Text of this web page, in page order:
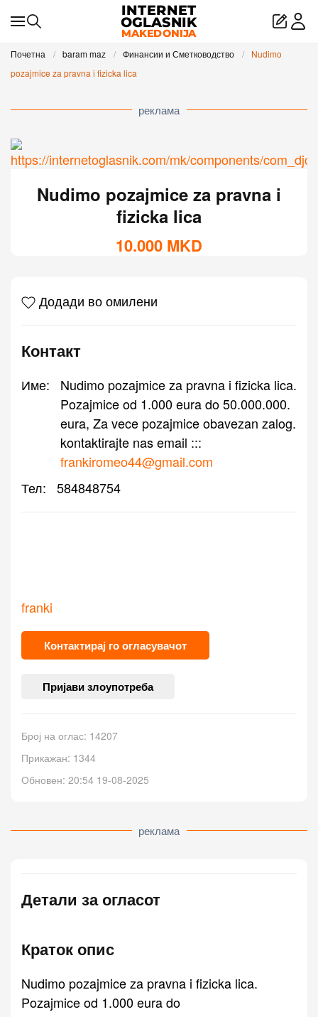
Skip to main content
Почетна baram maz Финансии и Сметководство
Nudimo
pozajmice za pravna i fizicka lica
реклама
Nudimo pozajmice za pravna i
fizicka lica
10.000 MKD
Додади во омилени
Контакт
Име:
Nudimo pozajmice za pravna i fizicka lica.
Pozajmice od 1.000 eura do 50.000.000.
eura, Za vece pozajmice obavezan zalog.
kontaktirajte nas email :::
frankiromeo44@gmail.com
Тел:
584848754
franki
Контактирај го огласувачот
Пријави злоупотреба
Број на оглас: 14207
Прикажан: 1344
Обновен: 20:54 19-08-2025
реклама
Детали за огласот
Краток опис
Nudimo pozajmice za pravna i fizicka lica.
Pozajmice od 1.000 eura do